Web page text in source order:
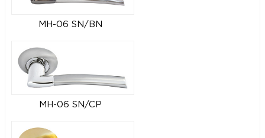
MH-06 SN/BN
MH-06 SN/CP